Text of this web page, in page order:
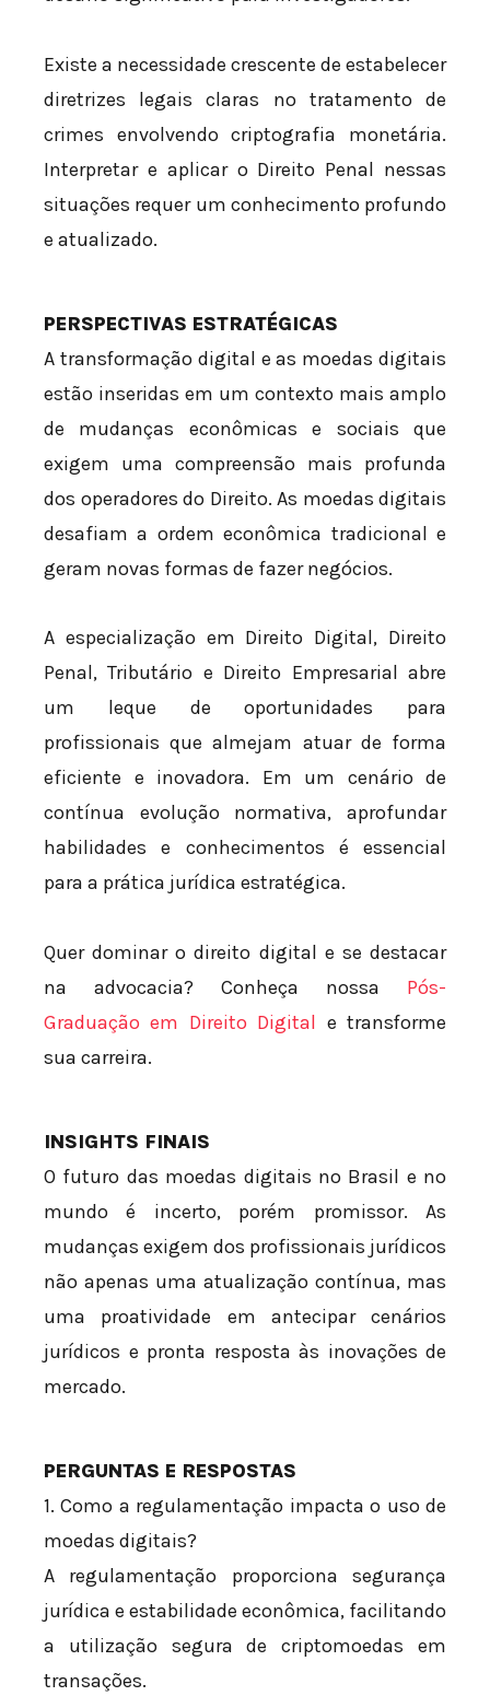
Existe a necessidade crescente de estabelecer
diretrizes legais claras no tratamento de
crimes envolvendo criptografia monetária.
Interpretar e aplicar o Direito Penal nessas
situações requer um conhecimento profundo
e atualizado.
PERSPECTIVAS ESTRATÉGICAS
A transformação digital e as moedas digitais
estão inseridas em um contexto mais amplo
de mudanças econômicas e sociais que
exigem uma compreensão mais profunda
dos operadores do Direito. As moedas digitais
desafiam a ordem econômica tradicional e
geram novas formas de fazer negócios.
A especialização em Direito Digital, Direito
Penal, Tributário e Direito Empresarial abre
um leque de oportunidades para
profissionais que almejam atuar de forma
eficiente e inovadora. Em um cenário de
contínua evolução normativa, aprofundar
habilidades e conhecimentos é essencial
para a prática jurídica estratégica.
Quer dominar o direito digital e se destacar
na advocacia? Conheça nossa Pós-
Graduação em Direito Digital e transforme
sua carreira.
INSIGHTS FINAIS
O futuro das moedas digitais no Brasil e no
mundo é incerto, porém promissor. As
mudanças exigem dos profissionais jurídicos
não apenas uma atualização contínua, mas
uma proatividade em antecipar cenários
jurídicos e pronta resposta às inovações de
mercado.
PERGUNTAS E RESPOSTAS
1. Como a regulamentação impacta o uso de
moedas digitais?
A regulamentação proporciona segurança
jurídica e estabilidade econômica, facilitando
a utilização segura de criptomoedas em
transações.